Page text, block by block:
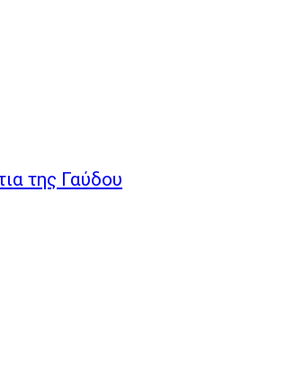
της Γαύδου